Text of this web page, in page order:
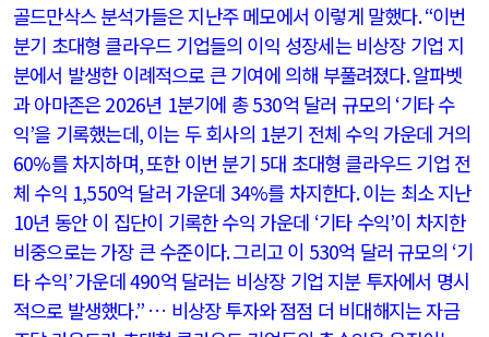
골드만삭스 분석가들은 지난주 메모에서 이렇게 말했다. “이번
분기 초대형 클라우드 기업들의 이익 성장세는 비상장 기업 지
분에서 발생한 이례적으로 큰 기여에 의해 부풀려졌다.알파벳
과 아마존은2026년 1분기에 총530억 달러 규모의 ‘기타 수
익’을 기록했는데,이는 두 회사의 1분기 전체 수익 가운데 거의
60%를 차지하며,또한 이번 분기 5대 초대형 클라우드 기업 전
체 수익 1,550억 달러 가운데 34%를 차지한다.이는 최소 지난
10년 동안 이 집단이 기록한 수익 가운데 ‘기타 수익’이 차지한
비중으로는 가장 큰 수준이다.그리고 이 530억 달러 규모의 ‘기
타 수익’가운데490억 달러는 비상장 기업 지분 투자에서 명시
적으로 발생했다.” … 비상장 투자와 점점 더 비대해지는 자금